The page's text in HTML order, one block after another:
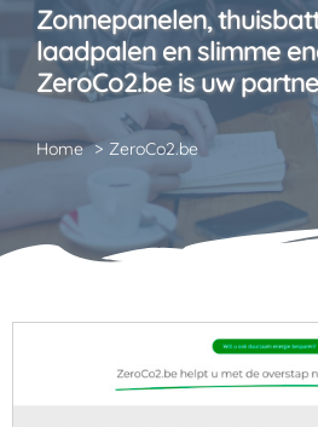
Webdesign
Online
Fotografie
Contact
Zonnepanelen,
laadpalen en slimme
ZeroCo2.be is uw
Home ZeroCo2.be